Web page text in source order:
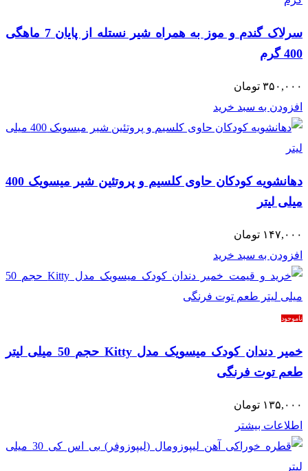
سرلاک گندم و موز به همراه شیر نستله از پایان 7 ماهگی
400 گرم
۳۵۰,۰۰۰ تومان
افزودن به سبد خرید
دهانشویه کودکان حاوی کلسیم و پروتئین شیر میسویک 400
میلی لیتر
۱۴۷,۰۰۰ تومان
افزودن به سبد خرید
ناموجود
خمیر دندان کودک میسویک مدل Kitty حجم 50 میلی لیتر
طعم توت فرنگی
۱۳۵,۰۰۰ تومان
اطلاعات بیشتر